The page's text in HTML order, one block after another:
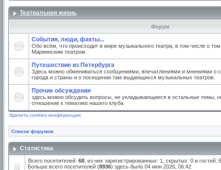
Театральная жизнь
Форум
События, люди, факты...
Обо всём, что происходит в мире музыкального театра, в том числе о
Мариинским театром.
Путешествие из Петербурга
Здесь можно обмениваться сообщениями, впечатлениями и мнениями о
города и страны и о посещении там выдающихся музыкальных театров.
Прочие обсуждения
здесь можно обсудить вопросы, не укладывающиеся в остальные темы,
отношение к тематике нашего клуба
Удалить cookies конференции
Список форумов
Статистика
Всего посетителей: 68 , из них зарегистрированных: 1, скрытых: 0 и
Больше всего посетителей (8936) здесь было 04 июн 2026, 06:42